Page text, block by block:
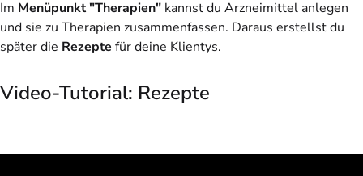
Im Menüpunkt "Therapien" kannst du Arzneimittel anlegen
und sie zu Therapien zusammenfassen. Daraus erstellst du
später die Rezepte für deine Klientys.
Video-Tutorial: Rezepte